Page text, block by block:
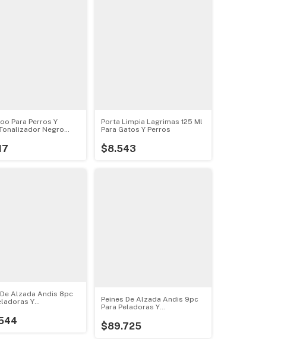
Para Perros Y
Negro
Porta Limpia Lagrimas 125 Ml
Para Gatos Y Perros
$8.543
Alzada Andis 8pc
Y
Peines De Alzada Andis 9pc
Para Peladoras Y
$89.725